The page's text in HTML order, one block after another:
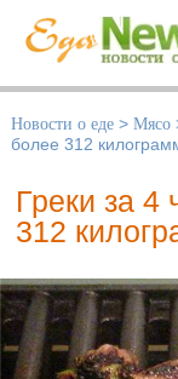
Новости о еде > Мясо
более 312
Греки за 4
312